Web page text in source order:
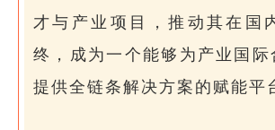
才与产业项目，推动其在国
终，成为一个能够为产业国
提供全链条解决方案的赋能平